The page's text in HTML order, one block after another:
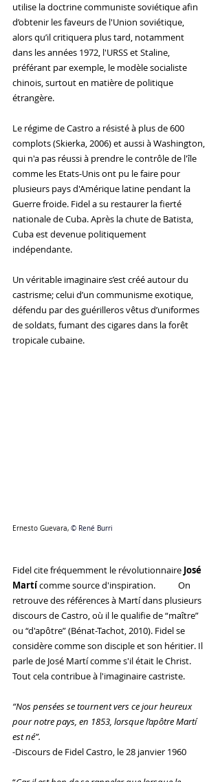
utilise la doctrine communiste soviétique afin
d’obtenir les faveurs de l'Union soviétique,
alors qu’il critiquera plus tard, notamment
dans les années 1972, l'URSS et Staline,
préférant par exemple, le modèle socialiste
chinois, surtout en matière de politique
étrangère.
Le régime de Castro a résisté à plus de 600
complots (Skierka, 2006) et aussi à Washington,
qui n'a pas réussi à prendre le contrôle de l'île
comme les Etats-Unis ont pu le faire pour
plusieurs pays d'Amérique latine pendant la
Guerre froide. Fidel a su restaurer la fierté
nationale de Cuba. Après la chute de Batista,
Cuba est devenue politiquement
indépendante.
Un véritable imaginaire s’est créé autour du
castrisme; celui d’un communisme exotique,
défendu par des guérilleros vêtus d’uniformes
de soldats, fumant des cigares dans la forêt
tropicale cubaine.
Ernesto Guevara, © René Burri
Fidel cite fréquemment le révolutionnaire José
Martí comme source d'inspiration.           On
retrouve des références à Martí dans plusieurs
discours de Castro, où il le qualifie de “maître”
ou “d'apôtre” (Bénat-Tachot, 2010). Fidel se
considère comme son disciple et son héritier. Il
parle de José Martí comme s'il était le Christ.
Tout cela contribue à l'imaginaire castriste.
“Nos pensées se tournent vers ce jour heureux
pour notre pays, en 1853, lorsque l’apôtre Martí
est né”.
-Discours de Fidel Castro, le 28 janvier 1960